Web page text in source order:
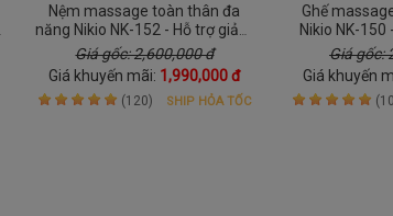
Nệm massage toàn thân đa
năng Nikio NK-152 - Hỗ trợ giảm
đau nhức cổ vai gáy, lưng và bắp
chân
Giá gốc: 2,600,000 đ
Giá khuyến mãi: 1,990,000 đ
(120) SHIP HỎA TỐC
Ghế
Nikio NK-150
gáy kết hợp
rung
Giá gốc:
Giá khuyến